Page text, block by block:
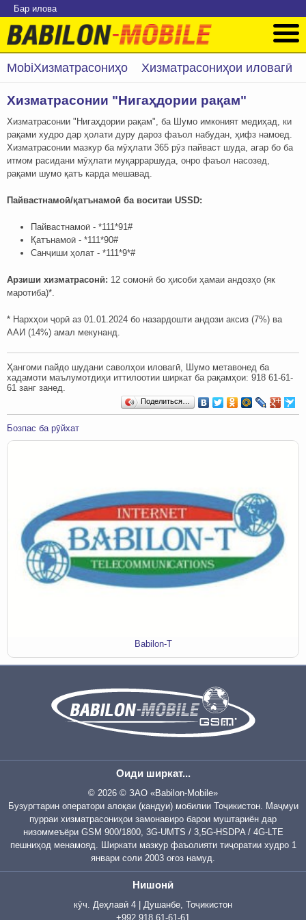
Бар илова
MobiХизматрасониҳо Хизматрасониҳои иловагӣ
Хизматрасонии "Нигаҳдории рақам"
Хизматрасонии "Нигаҳдории рақам", ба Шумо имконият медиҳад, ки
рақами худро дар ҳолати дуру дароз фаъол набудан, ҳифз намоед.
Хизматрасонии мазкур ба мӯҳлати 365 рӯз пайваст шуда, агар бо ба
итмом расидани мӯҳлати муқарраршуда, онро фаъол насозед,
рақами шумо қатъ карда мешавад.
Пайвастнамоӣ/қатънамоӣ ба воситаи USSD:
Пайвастнамоӣ - *111*91#
Қатънамоӣ - *111*90#
Санҷиши ҳолат - *111*9*#
Арзиши хизматрасонӣ: 12 сомонӣ бо ҳисоби ҳамаи андозҳо (як
маротиба)*.
* Нархҳои ҷорӣ аз 01.01.2024 бо назардошти андози аксиз (7%) ва
ААИ (14%) амал мекунанд.
Ҳангоми пайдо шудани саволҳои иловагӣ, Шумо метавонед ба
хадамоти маълумотдиҳи иттилоотии ширкат ба рақамҳои: ‎‎918 61-61-
61 занг занед.
Поделиться…
Бозпас ба рӯйхат
Babilon-T
Оиди ширкат...
© 2026 © ЗАО «Babilon-Mobile»
Бузургтарин оператори алоқаи (кандуи) мобилии Тоҷикистон. Маҷмуи
пурраи хизматрасониҳои замонавиро барои муштариён дар
низоммеъёри GSM 900/1800, 3G-UMTS / 3,5G-HSDPA / 4G-LTE
пешниҳод менамояд. Ширкати мазкур фаъолияти тиҷоратии худро 1
январи соли 2003 оғоз намуд.
Нишонӣ
кӯч. Деҳлавӣ 4 | Душанбе, Тоҷикистон
+992 918 61-61-61